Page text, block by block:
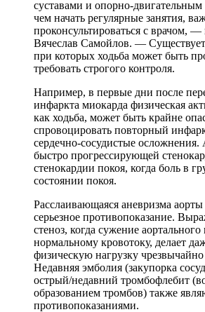
суставами и опорно-
чем начать регулярные занятия,
проконсультироваться с врачом,
Вячеслав Самойлов. — Существует
при которых ходьба может быть
требовать строгого контроля.
Например, в первые дни после
инфаркта миокарда физическая
как ходьба, может быть крайне
спровоцировать повторный
сердечно-сосудистые
быстро прогрессирующей
стенокардии покоя, когда боль в
состоянии покоя.
Расслаивающаяся аневризма
серьезное противопоказание.
стеноз, когда сужение аортального
нормальному кровотоку, делает
физическую нагрузку
Недавняя эмболия (закупорка
острый/недавний тромбофлебит
образованием тромбов) также
противопоказаниями.